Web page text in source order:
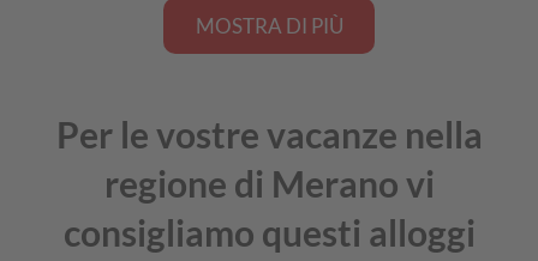
MOSTRA DI PIÙ
Per le vostre vacanze nella
regione di Merano vi
consigliamo questi alloggi